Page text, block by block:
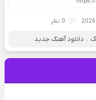
0 نظر
، دانلود آهنگ جدید